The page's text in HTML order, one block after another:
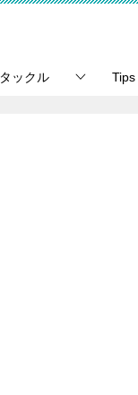
タックル Tips